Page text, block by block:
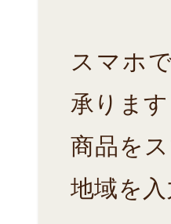
スマホ
承ります
商品を
地域を